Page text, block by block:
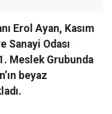
Erol Ayan, Kasım
Sanayi Odası
Meslek Grubunda
beyaz